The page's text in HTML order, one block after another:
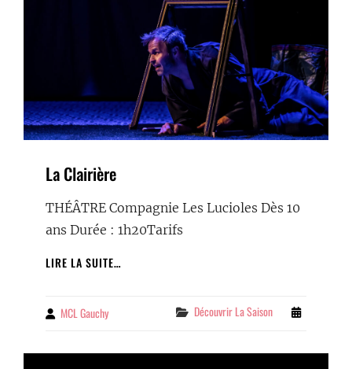
La Clairière
THÉÂTRE Compagnie Les Lucioles Dès 10
ans Durée : 1h20Tarifs
LIRE LA SUITE…
By MCL Gauchy Categories
Découvrir La Saison